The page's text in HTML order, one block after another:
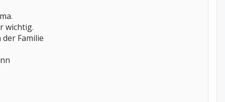
wichtig.
Familie